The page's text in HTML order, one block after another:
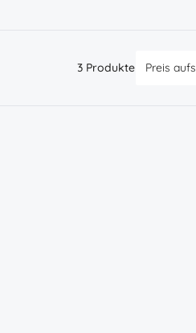
3 Produkte